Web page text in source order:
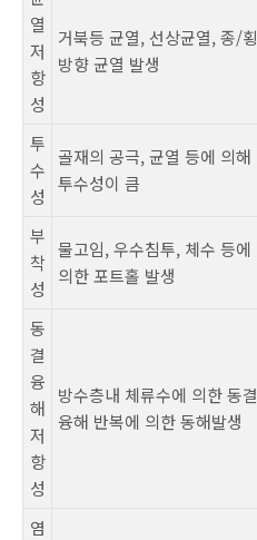
열
저
항
성
거북등 균열, 선상균열, 종/횡
방향 균열 발생
투
수
성
골재의 공극, 균열 등에 의해
투수성이 큼
부
착
성
물고임, 우수침투, 체수 등에
의한 포트홀 발생
동
결
융
해
저
항
성
방수층내 체류수에 의한 동결
융해 반복에 의한 동해발생
염